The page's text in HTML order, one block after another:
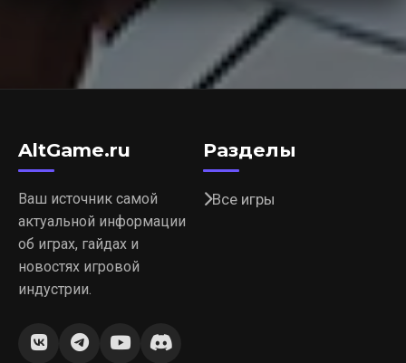
AltGame.ru
Ваш источник самой
актуальной информации
об играх, гайдах и
новостях игровой
индустрии.
Разделы
Все игры